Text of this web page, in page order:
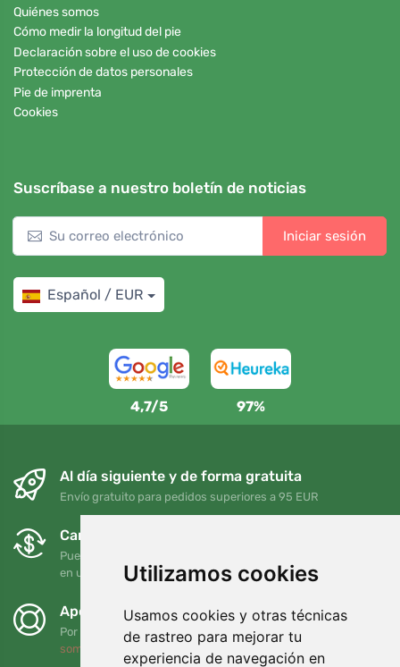
Utilizamos cookies
Usamos cookies y otras técnicas
de rastreo para mejorar tu
experiencia de navegación en
Quiénes somos
Cómo medir la longitud del pie
Declaración sobre el uso de cookies
Protección de datos personales
Pie de imprenta
Cookies
Suscríbase a nuestro boletín de noticias
Iniciar sesión
Español / EUR
4,7/5 97%
Al día siguiente y de forma gratuita
Envío gratuito para pedidos superiores a 95 EUR
Cambios y devoluciones gratuitos
Puede devolver o cambiar su pedido en cualquier momento
en un plazo de 90 días
Apoyamos a Trees.org
Por cada pedido plantamos un árbol. Leer más
somos